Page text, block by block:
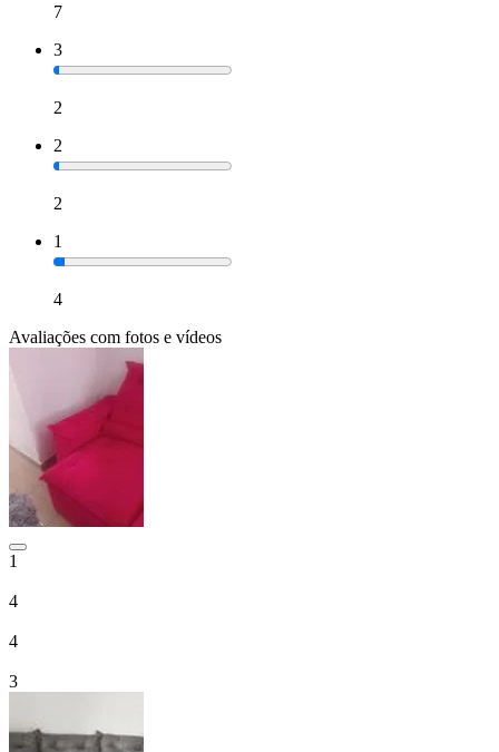
7
3
2
2
2
1
4
Avaliações com fotos e vídeos
1
4
4
3